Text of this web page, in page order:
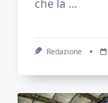
che la ...
Redazione